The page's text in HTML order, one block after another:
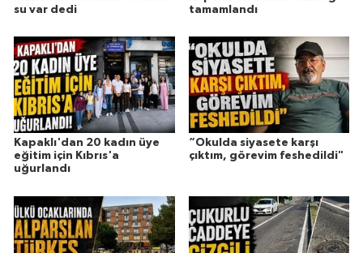
su var dedi
tamamlandı
Kapaklı'dan 20 kadın üye
eğitim için Kıbrıs'a
uğurlandı
“Okulda siyasete karşı
çıktım, görevim feshedildi"